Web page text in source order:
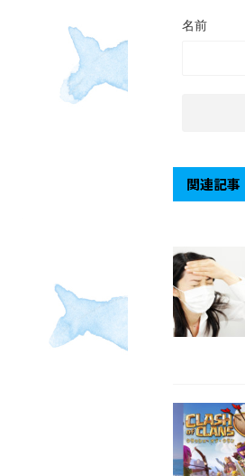
名前
関連記事